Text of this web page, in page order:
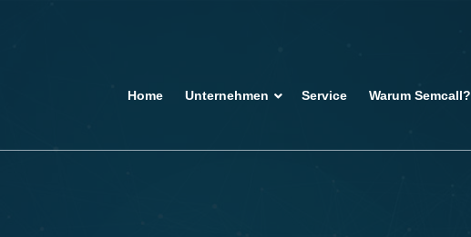
Home Unternehmen Service Warum Semcall?